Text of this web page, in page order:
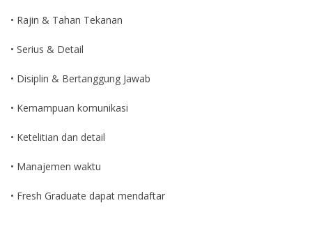
• Rajin & Tahan Tekanan
• Serius & Detail
• Disiplin & Bertanggung Jawab
• Kemampuan komunikasi
• Ketelitian dan detail
• Manajemen waktu
• Fresh Graduate dapat mendaftar